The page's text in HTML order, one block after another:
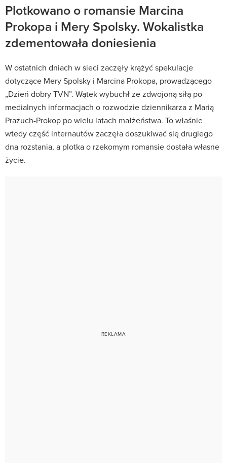
Plotkowano o romansie Marcina
Prokopa i Mery Spolsky. Wokalistka
zdementowała doniesienia
W ostatnich dniach w sieci zaczęły krążyć spekulacje
dotyczące Mery Spolsky i Marcina Prokopa, prowadzącego
„Dzień dobry TVN”. Wątek wybuchł ze zdwojoną siłą po
medialnych informacjach o rozwodzie dziennikarza z Marią
Prażuch-Prokop po wielu latach małżeństwa. To właśnie
wtedy część internautów zaczęła doszukiwać się drugiego
dna rozstania, a plotka o rzekomym romansie dostała własne
życie.